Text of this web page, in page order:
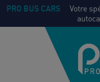
PRO BUS CARS
Votre
Voir
tout